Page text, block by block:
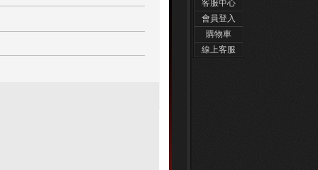
客服中心
會員登入
購物車
線上客服